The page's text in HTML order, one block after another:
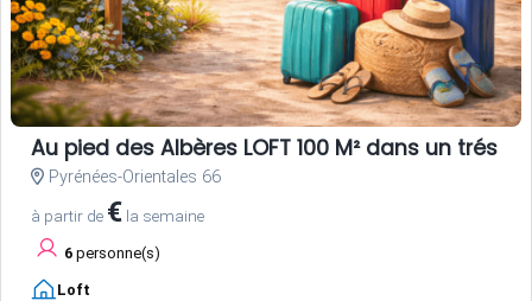
Au pied des Albères LOFT 100 M² dans un trés
Pyrénées-Orientales 66
à partir de € la semaine
6 personne(s)
Loft